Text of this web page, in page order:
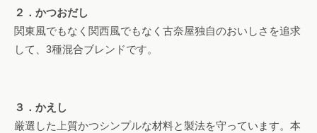
２．かつおだし
関東風でもなく関西風でもなく古奈屋独自のおいしさを追求
して、3種混合ブレンドです。
３．かえし
厳選した上質かつシンプルな材料と製法を守っています。本